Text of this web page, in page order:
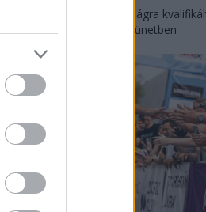
Kerékpáros világbajnokságra
Bottas az F1-es nyári szünetben